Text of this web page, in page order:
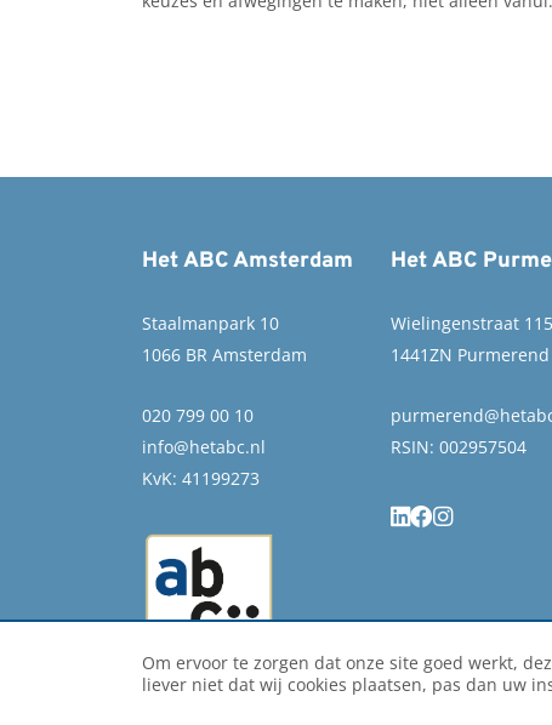
Het ABC Amsterdam
Staalmanpark 10
1066 BR Amsterdam
020 799 00 10
info@hetabc.nl
KvK: 41199273
Het ABC
Wielingenstraat 115
1441ZN Purmerend
RSIN: 002957504
Om ervoor te zorgen dat onze site goed werkt,
liever niet dat wij cookies plaatsen, pas dan uw